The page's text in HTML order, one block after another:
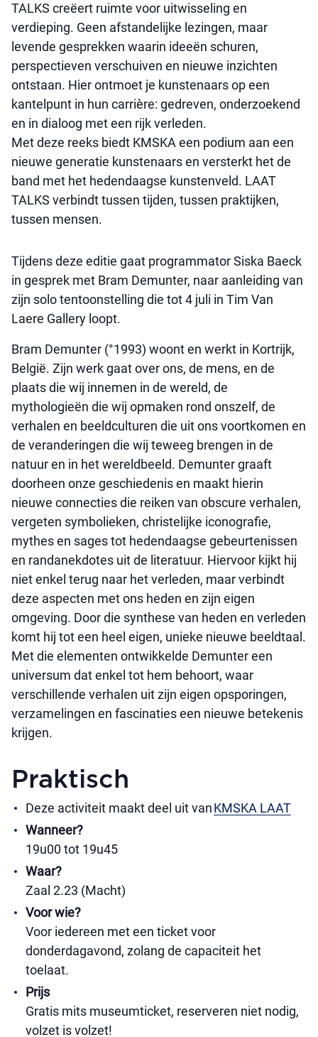
TALKS creëert ruimte voor uitwisseling en
verdieping. Geen afstandelijke lezingen, maar
levende gesprekken waarin ideeën schuren,
perspectieven verschuiven en nieuwe inzichten
ontstaan. Hier ontmoet je kunstenaars op een
kantelpunt in hun carrière: gedreven, onderzoekend
en in dialoog met een rijk verleden.
Met deze reeks biedt KMSKA een podium aan een
nieuwe generatie kunstenaars en versterkt het de
band met het hedendaagse kunstenveld. LAAT
TALKS verbindt tussen tijden, tussen praktijken,
tussen mensen.
Tijdens deze editie gaat programmator Siska Baeck
in gesprek met Bram Demunter, naar aanleiding van
zijn solo tentoonstelling die tot 4 juli in Tim Van
Laere Gallery loopt.
Bram Demunter (°1993) woont en werkt in Kortrijk,
België. Zijn werk gaat over ons, de mens, en de
plaats die wij innemen in de wereld, de
mythologieën die wij opmaken rond onszelf, de
verhalen en beeldculturen die uit ons voortkomen en
de veranderingen die wij teweeg brengen in de
natuur en in het wereldbeeld. Demunter graaft
doorheen onze geschiedenis en maakt hierin
nieuwe connecties die reiken van obscure verhalen,
vergeten symbolieken, christelijke iconografie,
mythes en sages tot hedendaagse gebeurtenissen
en randanekdotes uit de literatuur. Hiervoor kijkt hij
niet enkel terug naar het verleden, maar verbindt
deze aspecten met ons heden en zijn eigen
omgeving. Door die synthese van heden en verleden
komt hij tot een heel eigen, unieke nieuwe beeldtaal.
Met die elementen ontwikkelde Demunter een
universum dat enkel tot hem behoort, waar
verschillende verhalen uit zijn eigen opsporingen,
verzamelingen en fascinaties een nieuwe betekenis
krijgen.
Praktisch
Deze activiteit maakt deel uit vanKMSKA LAAT
Wanneer?
19u00 tot 19u45
Waar?
Zaal 2.23 (Macht)
Voor wie?
Voor iedereen met een ticket voor
donderdagavond, zolang de capaciteit het
toelaat.
Prijs
Gratis mits museumticket, reserveren niet nodig,
volzet is volzet!